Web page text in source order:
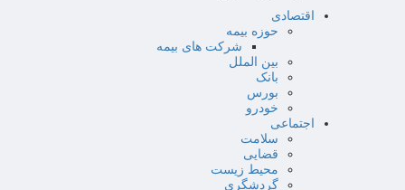
اقتصادی
حوزه بیمه
شرکت های بیمه
بین الملل
بانک
بورس
خودرو
اجتماعی
سلامت
قضایی
محیط زیست
گردشگری